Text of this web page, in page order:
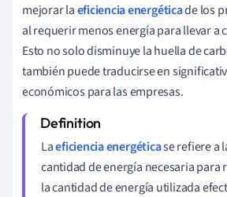
mejorar laeficiencia energéticade los
al requerir menos energía para llevar a
Esto no solo disminuye la huella de
también puede traducirse en
económicos para las empresas.
Laeficiencia energéticase refiere a
cantidad de energía necesaria para
la cantidad de energía utilizada